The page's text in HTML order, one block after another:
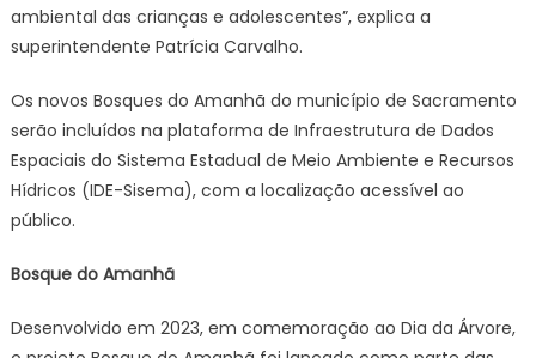
ambiental das crianças e adolescentes”, explica a
superintendente Patrícia Carvalho.
Os novos Bosques do Amanhã do município de Sacramento
serão incluídos na plataforma de Infraestrutura de Dados
Espaciais do Sistema Estadual de Meio Ambiente e Recursos
Hídricos (IDE-Sisema), com a localização acessível ao
público.
Bosque do Amanhã
Desenvolvido em 2023, em comemoração ao Dia da Árvore,